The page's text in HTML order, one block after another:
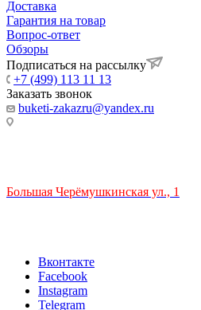
Доставка
Гарантия на товар
Вопрос-ответ
Обзоры
Подписаться на рассылку
+7 (499) 113 11 13
Заказать звонок
buketi-zakazru@yandex.ru
Большая Черёмушкинская ул., 1
Вконтакте
Facebook
Instagram
Telegram